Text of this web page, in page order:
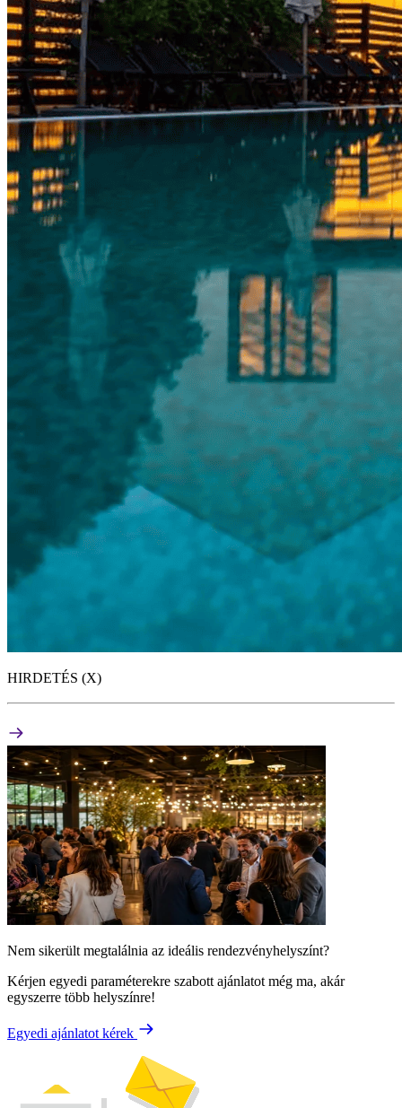
HIRDETÉS (X)
Nem sikerült megtalálnia az ideális rendezvényhelyszínt?
Kérjen egyedi paraméterekre szabott ajánlatot még ma, akár
egyszerre több helyszínre!
Egyedi ajánlatot kérek